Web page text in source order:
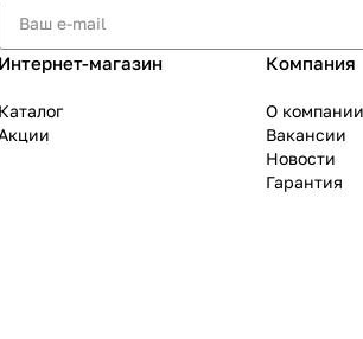
Интернет-магазин
Каталог
Компания
О компании
Вакансии
Новости
Гарантия